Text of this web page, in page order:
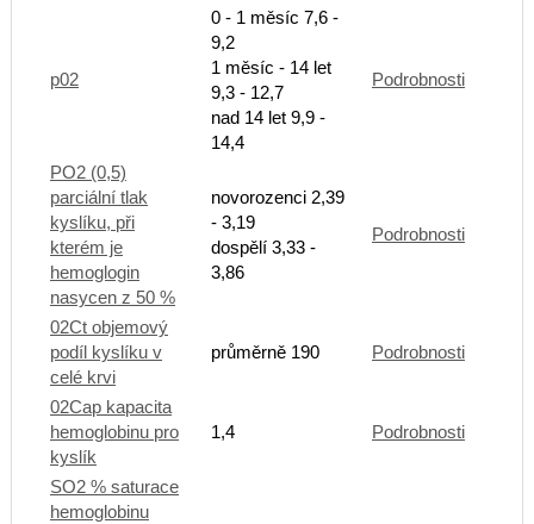
p02
0 - 1 měsíc 7,6 -
9,2
1 měsíc - 14 let
9,3 - 12,7
nad 14 let 9,9 -
14,4
Podrobnosti
PO2 (0,5)
parciální tlak
kyslíku, při
kterém je
hemoglogin
nasycen z 50 %
novorozenci 2,39
- 3,19
dospělí 3,33 -
3,86
Podrobnosti
02Ct objemový
podíl kyslíku v
celé krvi
průměrně 190 Podrobnosti
02Cap kapacita
hemoglobinu pro
kyslík
1,4 Podrobnosti
SO2 % saturace
hemoglobinu